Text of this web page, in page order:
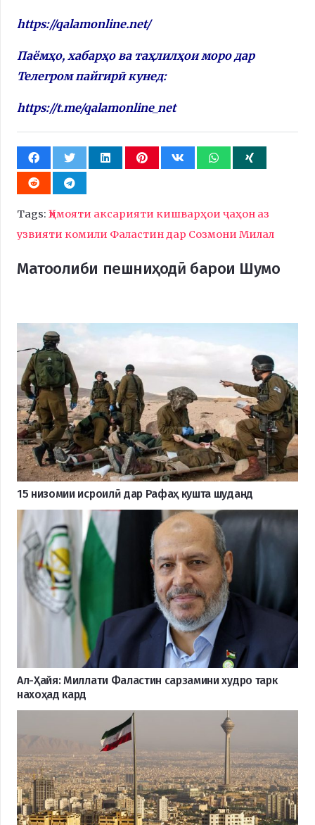
https://qalamonline.net/
Паёмҳо, хабарҳо ва таҳлилҳои моро дар
Телегром пайгирӣ кунед:
https://t.me/qalamonline_net
Tags: Ҳимояти аксарияти кишварҳои ҷаҳон аз
узвияти комили Фаластин дар Созмони Милал
Матоолиби пешниҳодӣ барои Шумо
15 низомии исроилӣ дар Рафаҳ кушта шуданд
Ал-Ҳайя: Миллати Фаластин сарзамини худро тарк
нахоҳад кард